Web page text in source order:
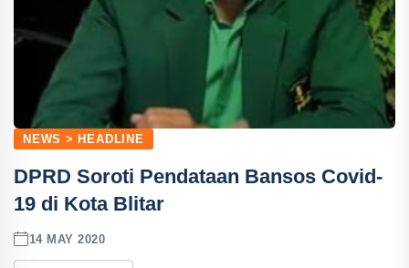
NEWS > HEADLINE
DPRD Soroti Pendataan Bansos Covid-
19 di Kota Blitar
14 MAY 2020